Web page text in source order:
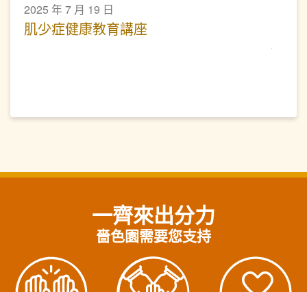
2025 年 7 月 19 日
肌少症健康教育講座
一齊來出分力
嗇色園需要您支持